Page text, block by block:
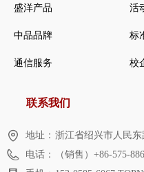
盛洋产品
中品品牌
通信服务
活
标
校
联系我们
地址： 浙江省绍兴市人民东
电话：
（销售）+86-575-